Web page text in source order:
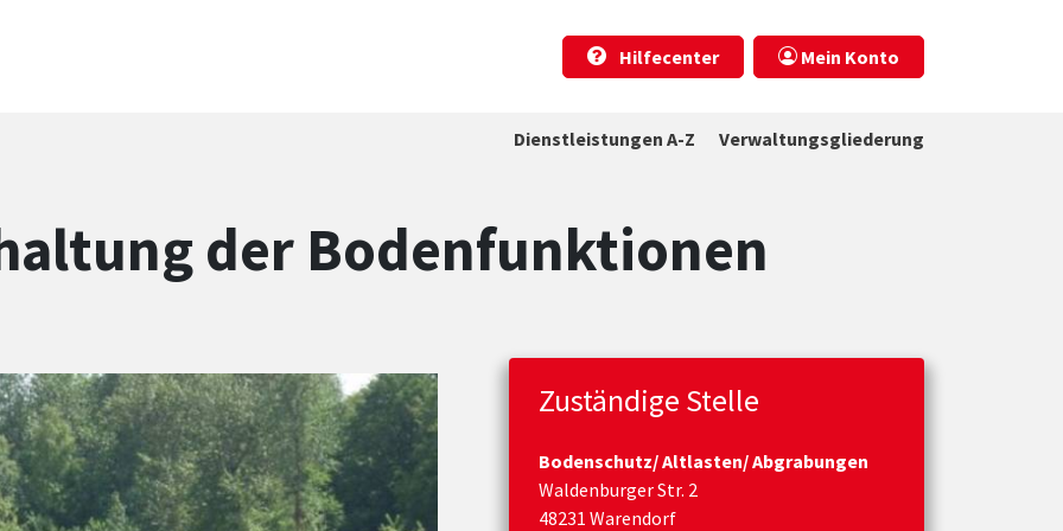
Hilfecenter
Mein Konto
Dienstleistungen A-Z Verwaltungsgliederung
der Bodenfunktionen
Zuständige Stelle
Bodenschutz/ Altlasten/ Abgrabungen
Waldenburger Str. 2
48231 Warendorf